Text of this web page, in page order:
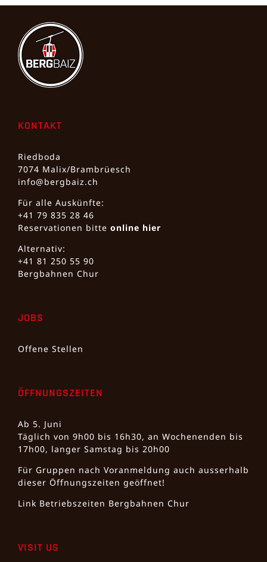
KONTAKT
Riedboda
7074 Malix/Brambrüesch
info@bergbaiz.ch
Für alle Auskünfte:
+41 79 835 28 46
Reservationen bitte online hier
Alternativ:
+41 81 250 55 90
Bergbahnen Chur
JOBS
Offene Stellen
ÖFFNUNGSZEITEN
Ab 5. Juni
Täglich von 9h00 bis 16h30, an Wochenenden bis
17h00, langer Samstag bis 20h00
Für Gruppen nach Voranmeldung auch ausserhalb
dieser Öffnungszeiten geöffnet!
Link Betriebszeiten Bergbahnen Chur
VISIT US